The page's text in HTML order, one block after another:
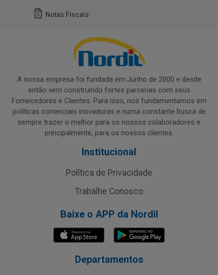
Notas Fiscais
A nossa empresa foi fundada em Junho de 2000 e desde
então vem construindo fortes parcerias com seus
Fornecedores e Clientes. Para isso, nos fundamentamos em
políticas comerciais inovadoras e numa constante busca de
sempre trazer o melhor para os nossos colaboradores e
principalmente, para os nossos clientes.
Institucional
Política de Privacidade
Trabalhe Conosco
Baixe o APP da Nordil
Departamentos